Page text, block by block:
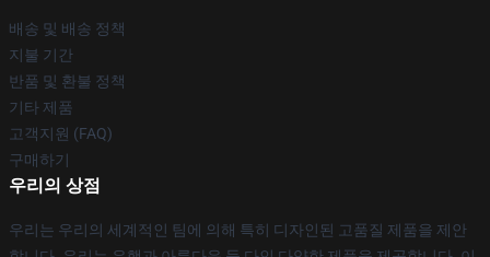
배송 및 배송 정책
지불 기간
반품 및 환불 정책
기타 제품
고객지원 (FAQ)
구매하기
우리의 상점
우리는 우리의 세계적인 팀에 의해 특히 디자인된 고품질 제품을 제안